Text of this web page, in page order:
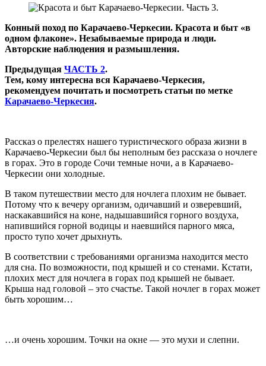
Конный поход по Карачаево-Черкесии. Красота и быт «в
одном флаконе». Незабываемые природа и люди.
Авторские наблюдения и размышления.
Предыдущая ЧАСТЬ 2.
Тем, кому интересна вся Карачаево-Черкесия,
рекомендуем почитать и посмотреть статьи по метке
Карачаево-Черкесия.
Рассказ о прелестях нашего туристического образа жизни в
Карачаево-Черкесии был бы неполным без рассказа о ночлеге
в горах. Это в городе Сочи темные ночи, а в Карачаево-
Черкесии они холодные.
В таком путешествии место для ночлега плохим не бывает.
Потому что к вечеру организм, одичавший и озверевший,
наскакавшийся на коне, надышавшийся горного воздуха,
напившийся горной водицы и наевшийся парного мяса,
просто тупо хочет дрыхнуть.
В соответствии с требованиями организма находится место
для сна. По возможности, под крышей и со стенами. Кстати,
плохих мест для ночлега в горах под крышей не бывает.
Крыша над головой – это счастье. Такой ночлег в горах может
быть хорошим…
…и очень хорошим. Точки на окне — это мухи и слепни.